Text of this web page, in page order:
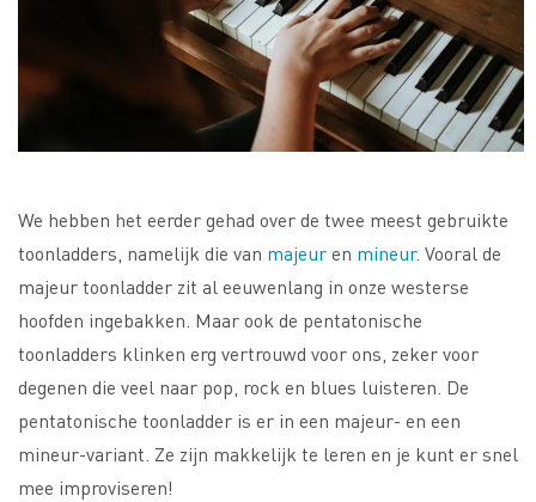
We hebben het eerder gehad over de twee meest gebruikte
toonladders, namelijk die van majeuren mineur. Vooral de
majeur toonladder zit al eeuwenlang in onze westerse
hoofden ingebakken. Maar ook de pentatonische
toonladders klinken erg vertrouwd voor ons, zeker voor
degenen die veel naar pop, rock en blues luisteren. De
pentatonische toonladder is er in een majeur- en een
mineur-variant. Ze zijn makkelijk te leren en je kunt er snel
mee improviseren!